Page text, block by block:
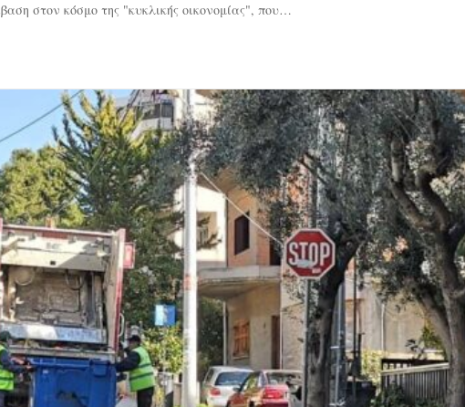
στον κόσμο της "κυκλικής οικονομίας", που…